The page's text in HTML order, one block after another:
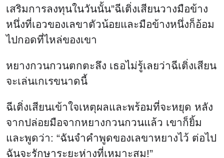
เสริมการลงทุนในวันนั้น”ฉีเติ่งเสียนวางมือข้าง
หนึ่งที่เอวของเลขาตัวน้อยและมือข้างหนึ่งก็อ้อม
ไปกอดที่ไหล่ของเขา
หยางกวนกวนตกตะลึง เธอไม่รู้เลยว่าฉีเติ่งเสียน
จะเล่นเกเรขนาดนี้
ฉีเติ่งเสียนเข้าใจเหตุผลและพร้อมที่จะหยุด หลัง
จากปล่อยมือจากหยางกวนกวนแล้ว เขาก็ยิ้ม
และพูดว่า: “ฉันจําคําพูดของเลขาหยางไว้ ต่อไป
ฉันจะรักษาระยะห่างที่เหมาะสม!”